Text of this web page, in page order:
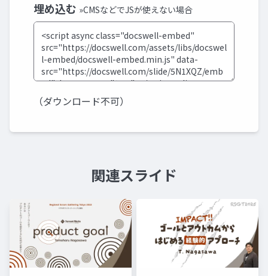
埋め込む »CMSなどでJSが使えない場合
（ダウンロード不可）
関連スライド